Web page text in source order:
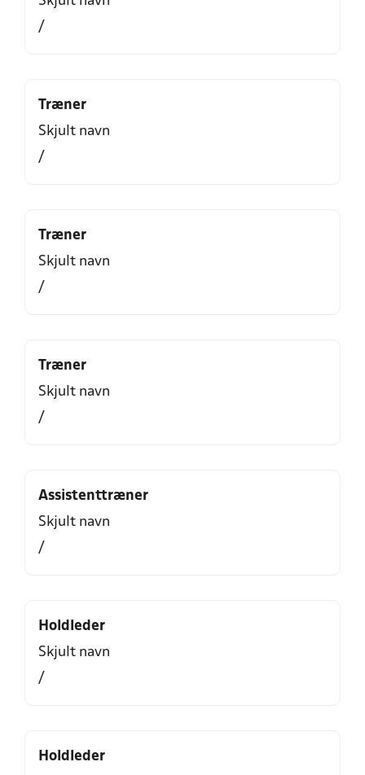
/
Træner
Skjult navn
/
Træner
Skjult navn
/
Træner
Skjult navn
/
Assistenttræner
Skjult navn
/
Holdleder
Skjult navn
/
Holdleder